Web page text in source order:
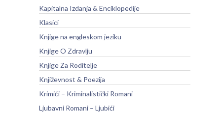
Kapitalna Izdanja & Enciklopedije
Klasici
Knjige na engleskom jeziku
Knjige O Zdravlju
Knjige Za Roditelje
Književnost & Poezija
Krimići – Kriminalistički Romani
Ljubavni Romani – Ljubići